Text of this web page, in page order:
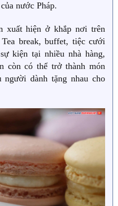
nước Pháp.
xuất hiện ở khắp nơi trên
break, buffet, tiệc cưới
kiện tại nhiều nhà hàng,
còn có thể trở thành món
người dành tặng nhau cho